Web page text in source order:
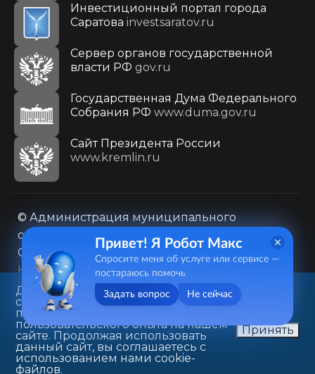
Инвестиционный портал города
Саратова investsaratov.ru
Сервер органов государственной
власти РФ gov.ru
Государственная Дума Федерального
Собрания РФ www.duma.gov.ru
Cайт Президента России
www.kremlin.ru
© Администрация муниципального
образования городского округа «Город
Саратов»
Контакты
Карта сайта
Политика в отношении обработки
персональных данных
410031, г. Саратов, ул. Первомайская, д. 78
+7(8452)26-02-49
Данный веб-сайт использует
cookie-файлы в целях
предоставления вам лучшего
пользовательского опыта на нашем
сайте. Продолжая использовать
данный сайт, вы соглашаетесь с
использованием нами cookie-
файлов.
Принять
Привет! Я Робот Макс
Спросите меня об услуге или сервисе —
постараюсь помочь
Задать вопрос Не сейчас